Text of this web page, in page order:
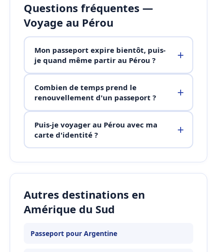
Questions fréquentes —
Voyage au Pérou
Mon passeport expire bientôt, puis-
je quand même partir au Pérou ?
Combien de temps prend le
renouvellement d'un passeport ?
Puis-je voyager au Pérou avec ma
carte d'identité ?
Autres destinations en
Amérique du Sud
Passeport pour Argentine